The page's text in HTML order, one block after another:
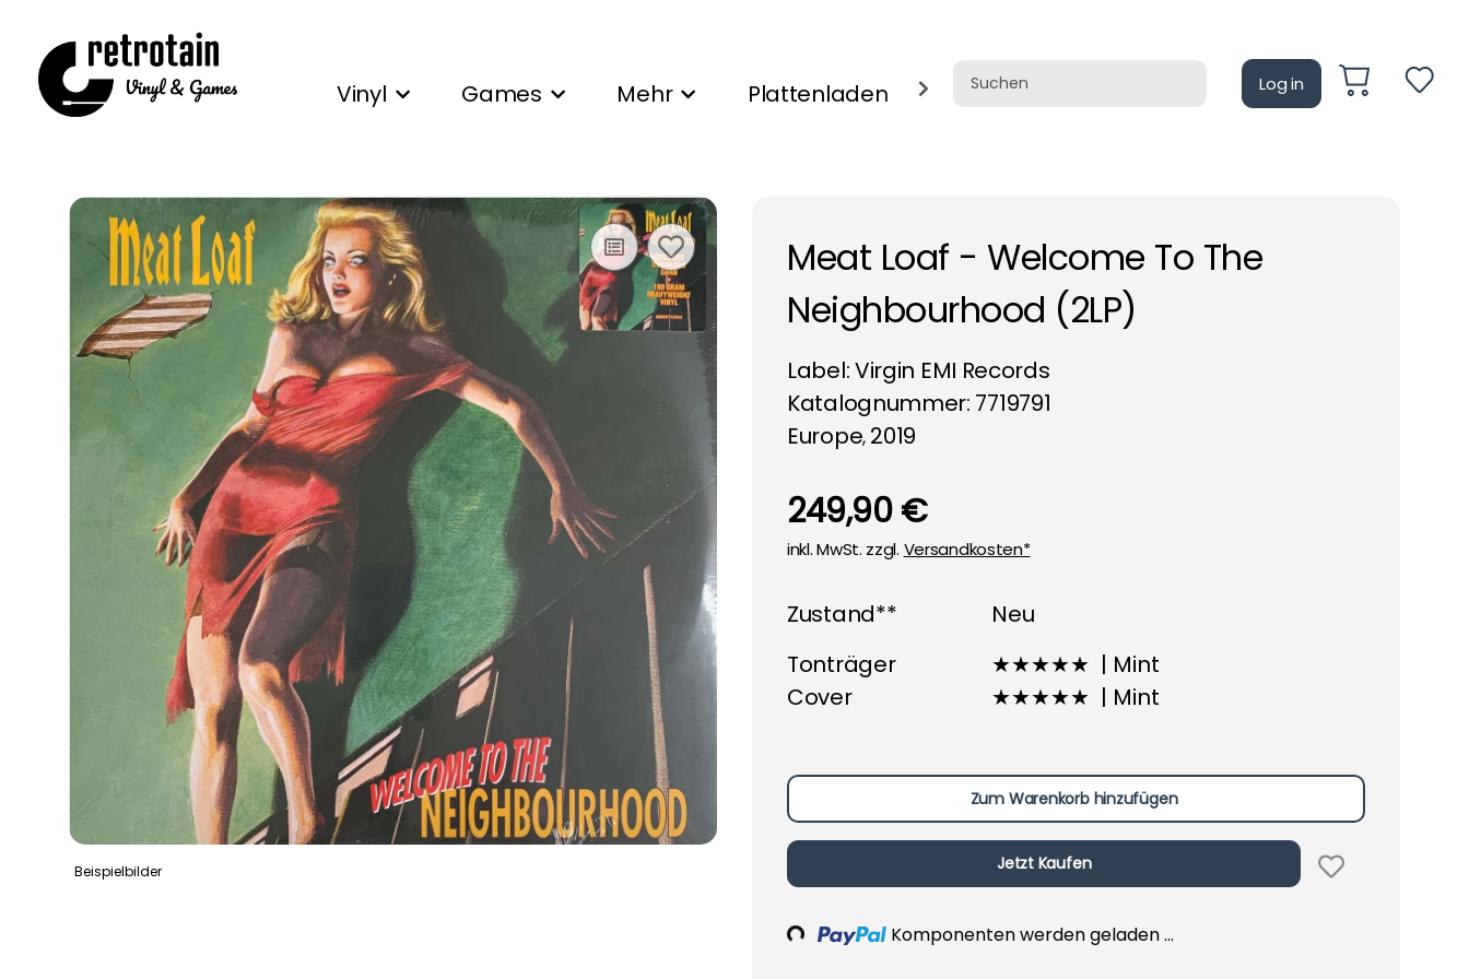
Log in
Vinyl Games Mehr Plattenladen Ankauf
Beispielbilder
Meat Loaf - Welcome To The
Neighbourhood (2LP)
Label:Virgin EMI Records
Katalognummer: 7719791
Europe, 2019
249,90 €
inkl. MwSt. zzgl. Versandkosten*
Zustand**
Neu
Tonträger
★★★★★ | Mint
Cover
★★★★★ | Mint
Zum Warenkorb hinzufügen
Jetzt Kaufen
Komponenten werden geladen ...